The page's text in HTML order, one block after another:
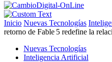
Inicio Nuevas Tecnologías
retorno de Fable 5 redefine la
Nuevas Tecnologías
Inteligencia Artificial